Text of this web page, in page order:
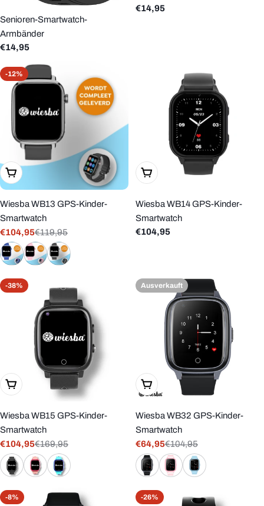
Senioren-Smartwatch-
Armbänder
Regulärer
€14,95
Regulärer
€14,95
-12%
Wählen Sie Optionen
Wiesba WB13 GPS-Kinder-
Smartwatch
Verkaufspreis
€104,95
Regulärer
Preis
€119,95
In Den Warenkorb Legen
Wiesba WB14 GPS-Kinder-
Smartwatch
Regulärer
€104,95
-38%
Wählen Sie Optionen
Wiesba WB15 GPS-Kinder-
Smartwatch
Verkaufspreis
€104,95
Regulärer
Preis
€169,95
Ausverkauft
Wählen Sie Optionen
Wiesba WB32 GPS-Kinder-
Smartwatch
Verkaufspreis
€64,95
Regulärer
Preis
€104,95
-8% -26%